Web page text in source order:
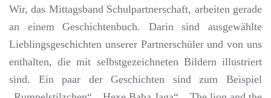
Wir, das Mittagsband Schulpartnerschaft, arbeiten gerade
an einem Geschichtenbuch. Darin sind ausgewählte
Lieblingsgeschichten unserer Partnerschüler und von uns
enthalten, die mit selbstgezeichneten Bildern illustriert
sind. Ein paar der Geschichten sind zum Beispiel